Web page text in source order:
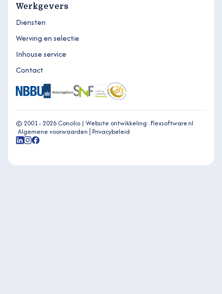
Werkgevers
Diensten
Werving en selectie
Inhouse service
Contact
© 2001 - 2026 Concilio | Website ontwikkeling: Flexsoftware.nl
Algemene voorwaarden Privacybeleid